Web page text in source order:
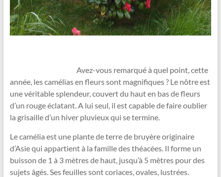
Avez-vous remarqué à quel point, cette
année, les camélias en fleurs sont magnifiques ? Le nôtre est
une véritable splendeur, couvert du haut en bas de fleurs
d’un rouge éclatant. A lui seul, il est capable de faire oublier
la grisaille d’un hiver pluvieux qui se termine.
Le camélia est une plante de terre de bruyère originaire
d’Asie qui appartient à la famille des théacées. Il forme un
buisson de 1 à 3 mètres de haut, jusqu’à 5 mètres pour des
sujets âgés. Ses feuilles sont coriaces, ovales, lustrées.